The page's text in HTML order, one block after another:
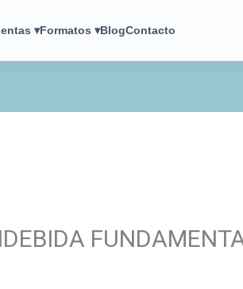
▾Formatos ▾BlogContacto